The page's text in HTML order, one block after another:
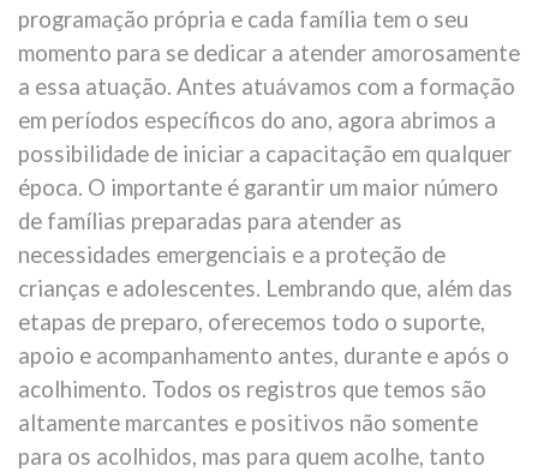
programação própria e cada família tem o seu
momento para se dedicar a atender amorosamente
a essa atuação. Antes atuávamos com a formação
em períodos específicos do ano, agora abrimos a
possibilidade de iniciar a capacitação em qualquer
época. O importante é garantir um maior número
de famílias preparadas para atender as
necessidades emergenciais e a proteção de
crianças e adolescentes. Lembrando que, além das
etapas de preparo, oferecemos todo o suporte,
apoio e acompanhamento antes, durante e após o
acolhimento. Todos os registros que temos são
altamente marcantes e positivos não somente
para os acolhidos, mas para quem acolhe, tanto